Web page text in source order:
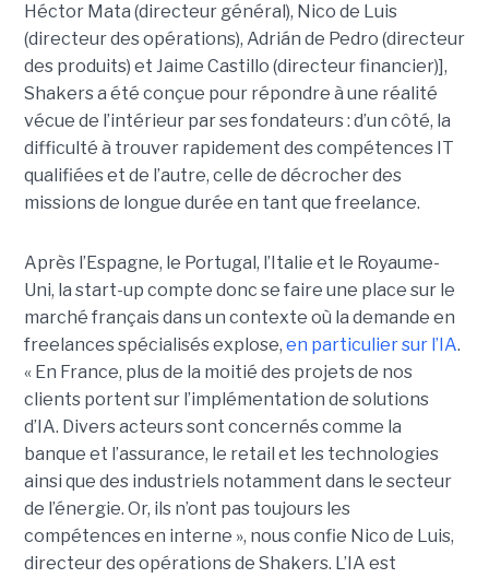
Héctor Mata (directeur général), Nico de Luis
(directeur des opérations), Adrián de Pedro (directeur
des produits) et Jaime Castillo (directeur financier)],
Shakers a été conçue pour répondre à une réalité
vécue de l’intérieur par ses fondateurs : d’un côté, la
difficulté à trouver rapidement des compétences IT
qualifiées et de l’autre, celle de décrocher des
missions de longue durée en tant que freelance.
Après l’Espagne, le Portugal, l’Italie et le Royaume-
Uni, la start-up compte donc se faire une place sur le
marché français dans un contexte où la demande en
freelances spécialisés explose, en particulier sur l’IA.
« En France, plus de la moitié des projets de nos
clients portent sur l’implémentation de solutions
d’IA. Divers acteurs sont concernés comme la
banque et l’assurance, le retail et les technologies
ainsi que des industriels notamment dans le secteur
de l’énergie. Or, ils n’ont pas toujours les
compétences en interne », nous confie Nico de Luis,
directeur des opérations de Shakers. L’IA est